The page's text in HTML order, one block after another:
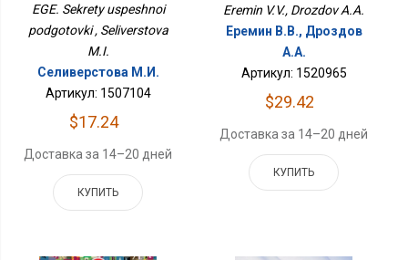
EGE. Sekrety uspeshnoi
podgotovki , Seliverstova
M.I.
Селиверстова М.И.
Артикул: 1507104
$17.24
Доставка за 14–20 дней
КУПИТЬ
Eremin V.V., Drozdov A.A.
Еремин В.В., Дроздов
А.А.
Артикул: 1520965
$29.42
Доставка за 14–20 дней
КУПИТЬ